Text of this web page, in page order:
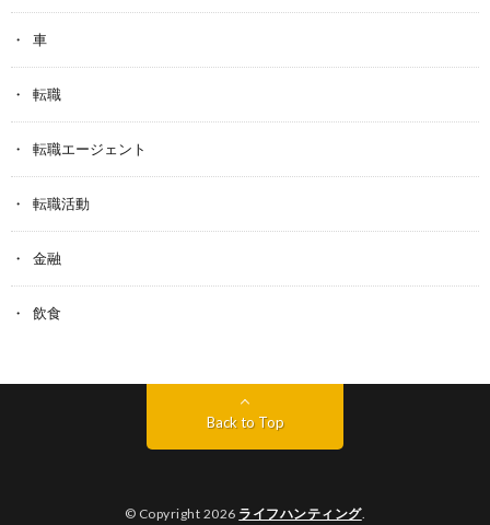
車
転職
転職エージェント
転職活動
金融
飲食
Back to Top
© Copyright 2026 ライフハンティング.